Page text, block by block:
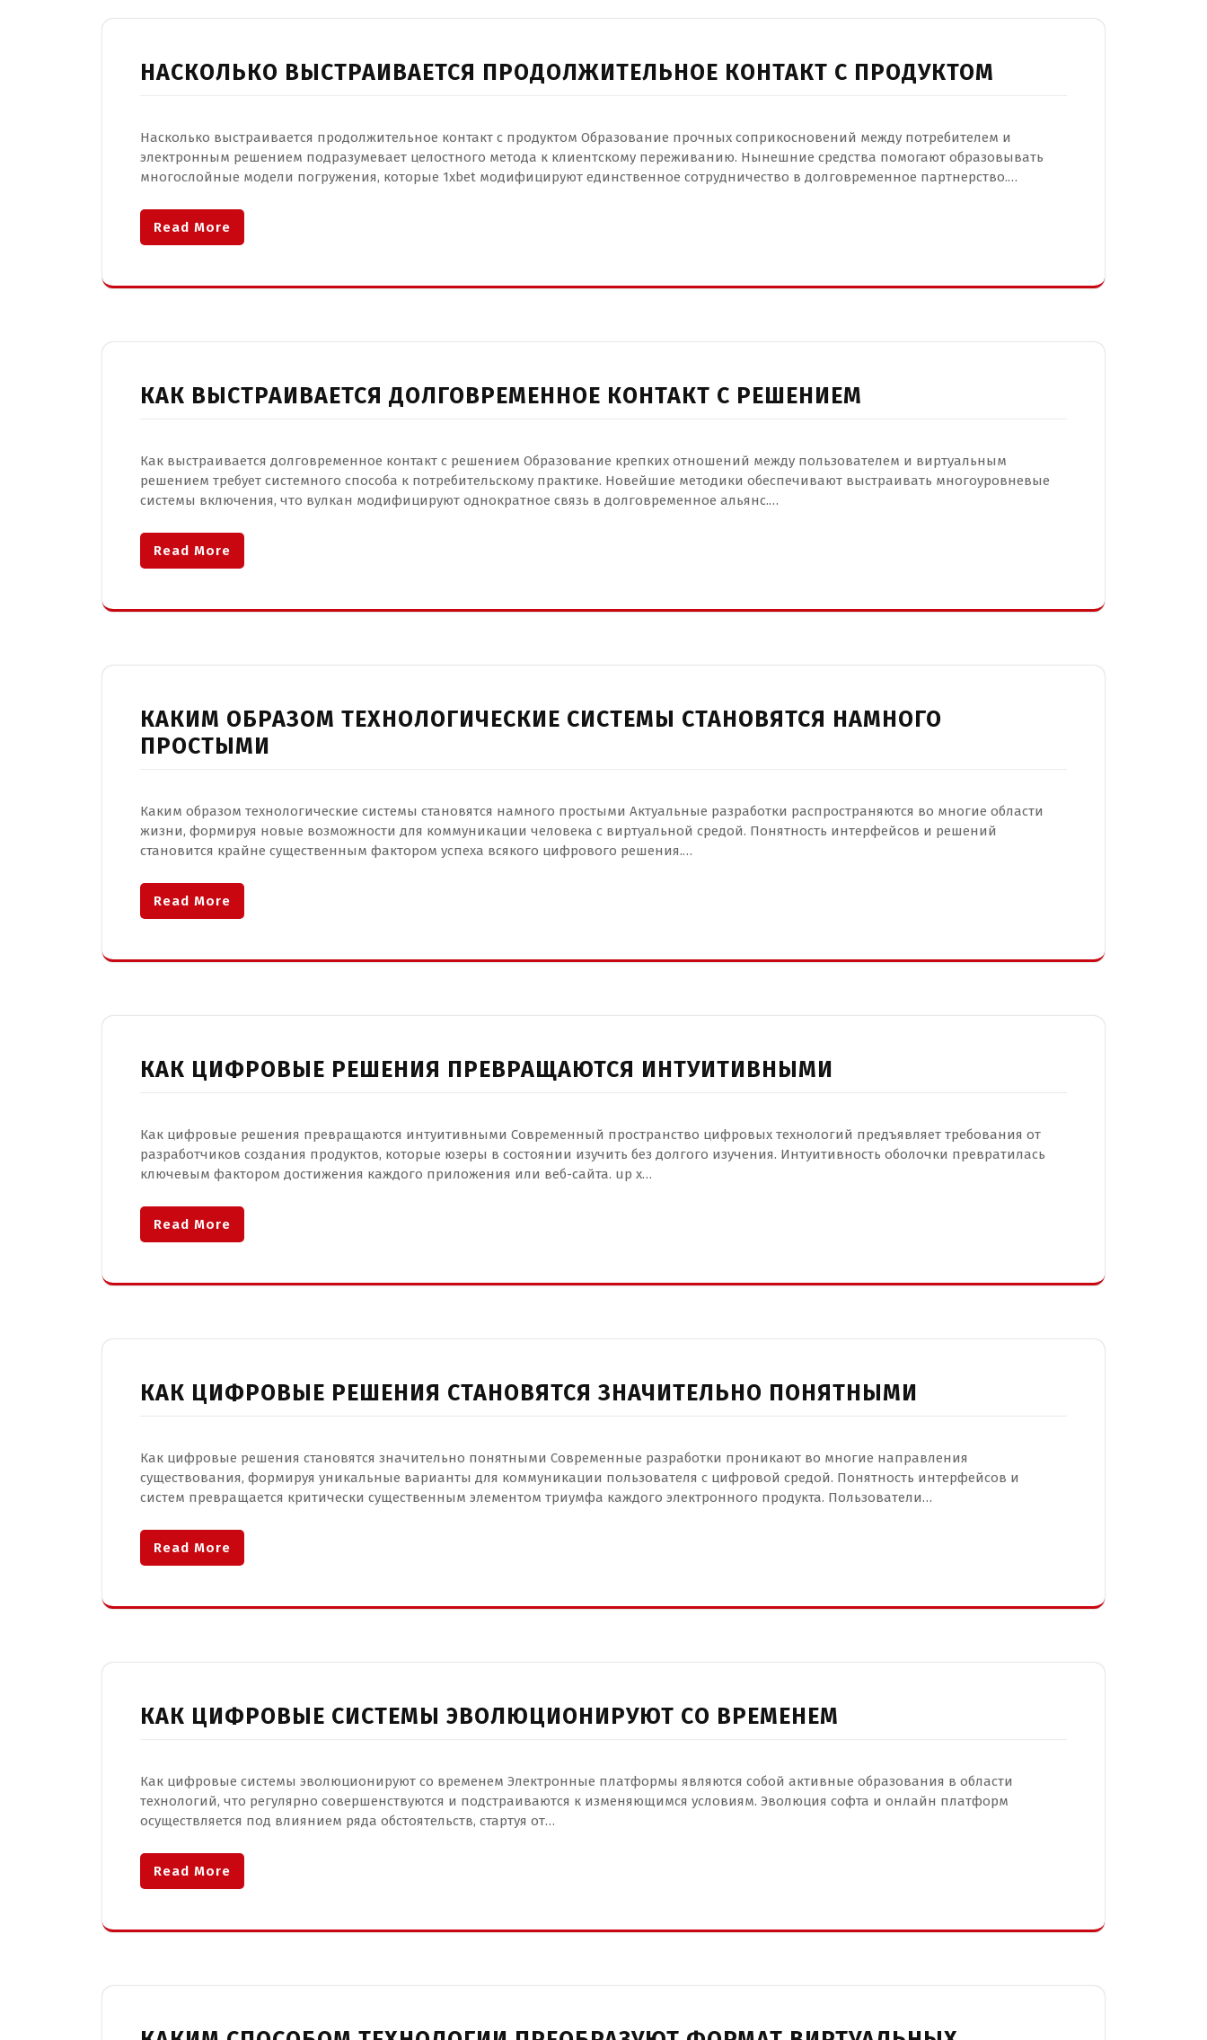
НАСКОЛЬКО ВЫСТРАИВАЕТСЯ ПРОДОЛЖИТЕЛЬНОЕ КОНТАКТ С ПРОДУКТОМ
Насколько выстраивается продолжительное контакт с продуктом Образование прочных соприкосновений между потребителем и
электронным решением подразумевает целостного метода к клиентскому переживанию. Нынешние средства помогают образовывать
многослойные модели погружения, которые 1xbet модифицируют единственное сотрудничество в долговременное партнерство.…
Read More
КАК ВЫСТРАИВАЕТСЯ ДОЛГОВРЕМЕННОЕ КОНТАКТ С РЕШЕНИЕМ
Как выстраивается долговременное контакт с решением Образование крепких отношений между пользователем и виртуальным
решением требует системного способа к потребительскому практике. Новейшие методики обеспечивают выстраивать многоуровневые
системы включения, что вулкан модифицируют однократное связь в долговременное альянс.…
Read More
КАКИМ ОБРАЗОМ ТЕХНОЛОГИЧЕСКИЕ СИСТЕМЫ СТАНОВЯТСЯ НАМНОГО
ПРОСТЫМИ
Каким образом технологические системы становятся намного простыми Актуальные разработки распространяются во многие области
жизни, формируя новые возможности для коммуникации человека с виртуальной средой. Понятность интерфейсов и решений
становится крайне существенным фактором успеха всякого цифрового решения.…
Read More
КАК ЦИФРОВЫЕ РЕШЕНИЯ ПРЕВРАЩАЮТСЯ ИНТУИТИВНЫМИ
Как цифровые решения превращаются интуитивными Современный пространство цифровых технологий предъявляет требования от
разработчиков создания продуктов, которые юзеры в состоянии изучить без долгого изучения. Интуитивность оболочки превратилась
ключевым фактором достижения каждого приложения или веб-сайта. up x…
Read More
КАК ЦИФРОВЫЕ РЕШЕНИЯ СТАНОВЯТСЯ ЗНАЧИТЕЛЬНО ПОНЯТНЫМИ
Как цифровые решения становятся значительно понятными Современные разработки проникают во многие направления
существования, формируя уникальные варианты для коммуникации пользователя с цифровой средой. Понятность интерфейсов и
систем превращается критически существенным элементом триумфа каждого электронного продукта. Пользователи…
Read More
КАК ЦИФРОВЫЕ СИСТЕМЫ ЭВОЛЮЦИОНИРУЮТ СО ВРЕМЕНЕМ
Как цифровые системы эволюционируют со временем Электронные платформы являются собой активные образования в области
технологий, что регулярно совершенствуются и подстраиваются к изменяющимся условиям. Эволюция софта и онлайн платформ
осуществляется под влиянием ряда обстоятельств, стартуя от…
Read More